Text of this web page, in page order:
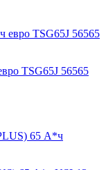
TSG65J 56565